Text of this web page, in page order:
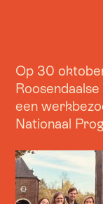
Op 30
een
Nationaal